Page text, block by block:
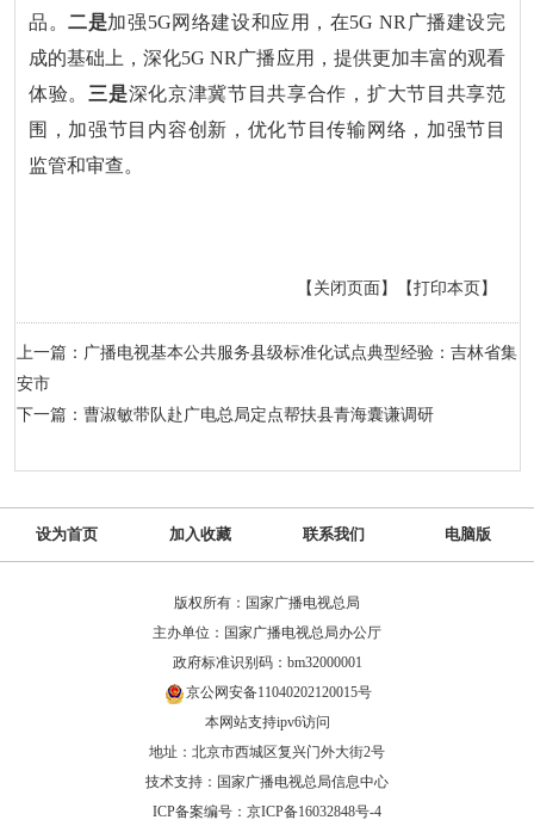
品。二是加强5G网络建设和应用，在5G NR广播建设完
成的基础上，深化5G NR广播应用，提供更加丰富的观看
体验。 三是深化京津冀节目共享合作，扩大节目共享范
围，加强节目内容创新，优化节目传输网络，加强节目
监管和审查。
【打印本页】
【关闭页面】
上一篇：广播电视基本公共服务县级标准化试点典型经验：吉林省集
安市
下一篇：曹淑敏带队赴广电总局定点帮扶县青海囊谦调研
设为首页 加入收藏 联系我们 电脑版
版权所有：国家广播电视总局
主办单位：国家广播电视总局办公厅
政府标准识别码：bm32000001
京公网安备11040202120015号
本网站支持ipv6访问
地址：北京市西城区复兴门外大街2号
技术支持：国家广播电视总局信息中心
ICP备案编号：京ICP备16032848号-4